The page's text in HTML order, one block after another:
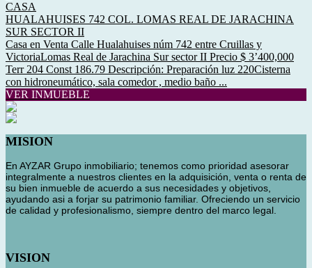
CASA
HUALAHUISES 742 COL. LOMAS REAL DE JARACHINA
SUR SECTOR II
Casa en Venta Calle Hualahuises núm 742 entre Cruillas y
VictoriaLomas Real de Jarachina Sur sector II Precio $ 3’400,000
Terr 204 Const 186.79 Descripción: Preparación luz 220Cisterna
con hidroneumático, sala comedor , medio baño ...
VER INMUEBLE
MISION
En AYZAR Grupo inmobiliario; tenemos como prioridad asesorar
integralmente a nuestros clientes en la adquisición, venta o renta de
su bien inmueble de acuerdo a sus necesidades y objetivos,
ayudando asi a forjar su patrimonio familiar. Ofreciendo un servicio
de calidad y profesionalismo, siempre dentro del marco legal.
VISION